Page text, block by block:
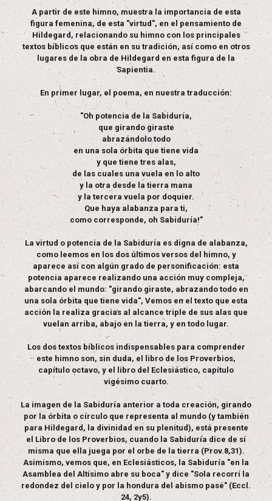
A partir de este himno, muestra la importancia de esta
figura femenina, de esta "virtud", en el pensamiento de
Hildegard, relacionando su himno con los principales
textos bíblicos que están en su tradición, así como en otros
lugares de la obra de Hildegard en esta figura de la
Sapientia.
En primer lugar, el poema, en nuestra traducción:
"Oh potencia de la Sabiduría,
que girando giraste
abrazándolo todo
en una sola órbita que tiene vida
y que tiene tres alas,
de las cuales una vuela en lo alto
y la otra desde la tierra mana
y la tercera vuela por doquier.
Que haya alabanza para ti,
como corresponde, oh Sabiduría!"
La virtud o potencia de la Sabiduría es digna de alabanza,
como leemos en los dos últimos versos del himno, y
aparece así con algún grado de personificación: esta
potencia aparece realizando una acción muy compleja,
abarcando el mundo: "girando giraste, abrazando todo en
una sola órbita que tiene vida", Vemos en el texto que esta
acción la realiza gracias al alcance triple de sus alas que
vuelan arriba, abajo en la tierra, y en todo lugar.
Los dos textos bíblicos indispensables para comprender
este himno son, sin duda, el libro de los Proverbios,
capítulo octavo, y el libro del Eclesiástico, capítulo
vigésimo cuarto.
La imagen de la Sabiduría anterior a toda creación, girando
por la órbita o círculo que representa al mundo (y también
para Hildegard, la divinidad en su plenitud), está presente
el Libro de los Proverbios, cuando la Sabiduría dice de sí
misma que ella juega por el orbe de la tierra (Prov.8,31).
Asimismo, vemos que, en Eclesiásticos, la Sabiduría "en la
Asamblea del Altísimo abre su boca" y dice "Sola recorrí la
redondez del cielo y por la hondura del abismo pasé" (Eccl.
24, 2y5).